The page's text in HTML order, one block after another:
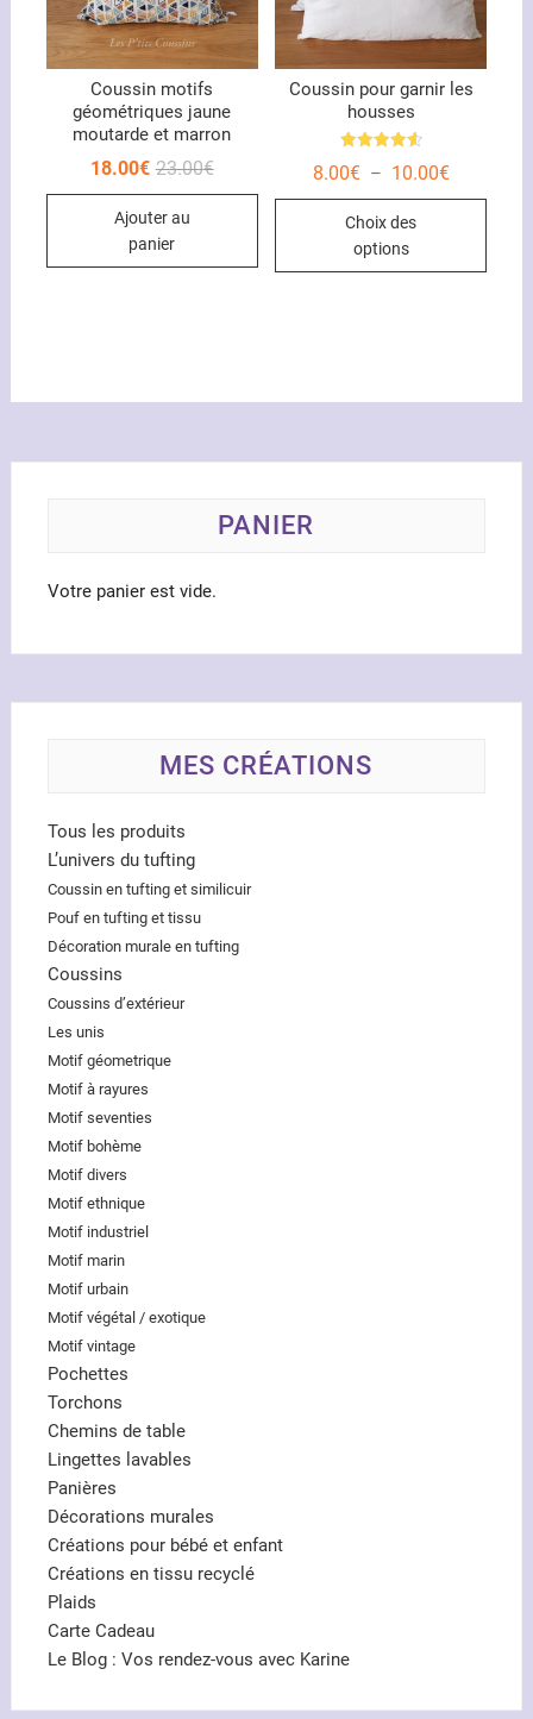
page
produit
Coussin motifs
géométriques jaune
moutarde et marron
23.00€Le
initial
18.00€
Le
actuel
Ajouter au
panier
Coussin pour garnir les
housses
4.67
8.00€ – 10.00€Plage
prix :
Choix des
options
Ce
PANIER
Votre panier est vide.
MES CRÉATIONS
Tous les produits
L’univers du tufting
Coussin en tufting et similicuir
Pouf en tufting et tissu
Décoration murale en tufting
Coussins
Coussins d’extérieur
Les unis
Motif géometrique
Motif à rayures
Motif seventies
Motif bohème
Motif divers
Motif ethnique
Motif industriel
Motif marin
Motif urbain
Motif végétal / exotique
Motif vintage
Pochettes
Torchons
Chemins de table
Lingettes lavables
Panières
Décorations murales
Créations pour bébé et enfant
Créations en tissu recyclé
Plaids
Carte Cadeau
Le Blog : Vos rendez-vous avec Karine